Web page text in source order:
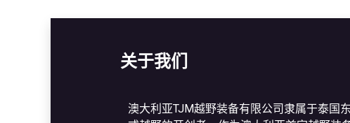
关于我们
澳大利亚TJM越野装备有限公司隶属于泰国